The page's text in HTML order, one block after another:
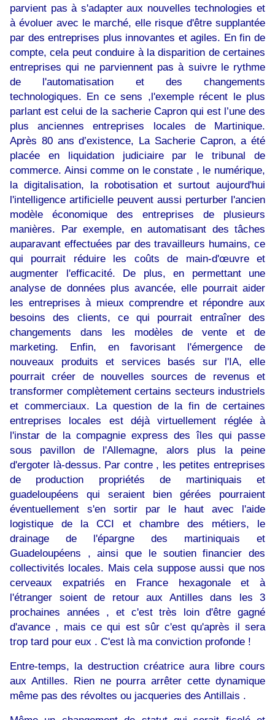
parvient pas à s'adapter aux nouvelles technologies et
à évoluer avec le marché, elle risque d'être supplantée
par des entreprises plus innovantes et agiles. En fin de
compte, cela peut conduire à la disparition de certaines
entreprises qui ne parviennent pas à suivre le rythme
de l'automatisation et des changements
technologiques. En ce sens ,l'exemple récent le plus
parlant est celui de la sacherie Capron qui est l’une des
plus anciennes entreprises locales de Martinique.
Après 80 ans d’existence, La Sacherie Capron, a été
placée en liquidation judiciaire par le tribunal de
commerce. Ainsi comme on le constate , le numérique,
la digitalisation, la robotisation et surtout aujourd'hui
l'intelligence artificielle peuvent aussi perturber l'ancien
modèle économique des entreprises de plusieurs
manières. Par exemple, en automatisant des tâches
auparavant effectuées par des travailleurs humains, ce
qui pourrait réduire les coûts de main-d'œuvre et
augmenter l'efficacité. De plus, en permettant une
analyse de données plus avancée, elle pourrait aider
les entreprises à mieux comprendre et répondre aux
besoins des clients, ce qui pourrait entraîner des
changements dans les modèles de vente et de
marketing. Enfin, en favorisant l'émergence de
nouveaux produits et services basés sur l'IA, elle
pourrait créer de nouvelles sources de revenus et
transformer complètement certains secteurs industriels
et commerciaux. La question de la fin de certaines
entreprises locales est déjà virtuellement réglée à
l'instar de la compagnie express des îles qui passe
sous pavillon de l'Allemagne, alors plus la peine
d'ergoter là-dessus. Par contre , les petites entreprises
de production propriétés de martiniquais et
guadeloupéens qui seraient bien gérées pourraient
éventuellement s'en sortir par le haut avec l'aide
logistique de la CCI et chambre des métiers, le
drainage de l'épargne des martiniquais et
Guadeloupéens , ainsi que le soutien financier des
collectivités locales. Mais cela suppose aussi que nos
cerveaux expatriés en France hexagonale et à
l'étranger soient de retour aux Antilles dans les 3
prochaines années , et c'est très loin d'être gagné
d'avance , mais ce qui est sûr c'est qu'après il sera
trop tard pour eux . C'est là ma conviction profonde !
Entre-temps, la destruction créatrice aura libre cours
aux Antilles. Rien ne pourra arrêter cette dynamique
même pas des révoltes ou jacqueries des Antillais .